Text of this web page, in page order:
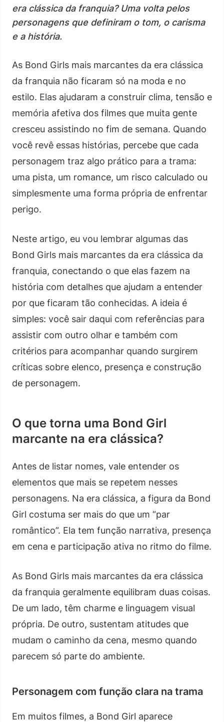
era clássica da franquia? Uma volta pelos
personagens que definiram o tom, o carisma
e a história.
As Bond Girls mais marcantes da era clássica
da franquia não ficaram só na moda e no
estilo. Elas ajudaram a construir clima, tensão e
memória afetiva dos filmes que muita gente
cresceu assistindo no fim de semana. Quando
você revê essas histórias, percebe que cada
personagem traz algo prático para a trama:
uma pista, um romance, um risco calculado ou
simplesmente uma forma própria de enfrentar
perigo.
Neste artigo, eu vou lembrar algumas das
Bond Girls mais marcantes da era clássica da
franquia, conectando o que elas fazem na
história com detalhes que ajudam a entender
por que ficaram tão conhecidas. A ideia é
simples: você sair daqui com referências para
assistir com outro olhar e também com
critérios para acompanhar quando surgirem
críticas sobre elenco, presença e construção
de personagem.
O que torna uma Bond Girl
marcante na era clássica?
Antes de listar nomes, vale entender os
elementos que mais se repetem nesses
personagens. Na era clássica, a figura da Bond
Girl costuma ser mais do que um “par
romântico”. Ela tem função narrativa, presença
em cena e participação ativa no ritmo do filme.
As Bond Girls mais marcantes da era clássica
da franquia geralmente equilibram duas coisas.
De um lado, têm charme e linguagem visual
própria. De outro, sustentam atitudes que
mudam o caminho da cena, mesmo quando
parecem só parte do ambiente.
Personagem com função clara na trama
Em muitos filmes, a Bond Girl aparece